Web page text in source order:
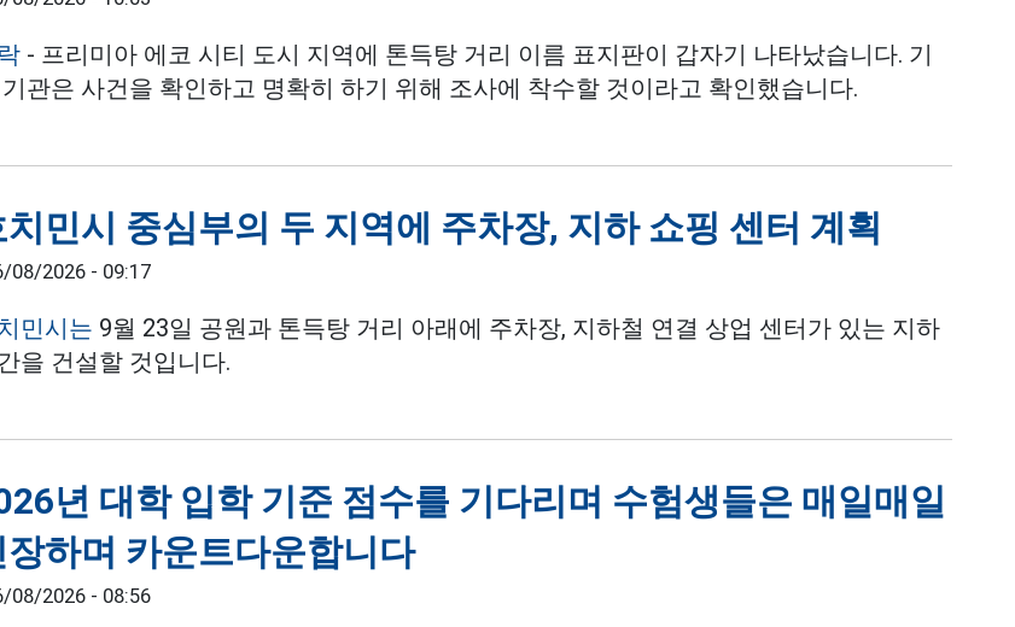
- 프리미아 에코 시티 도시 지역에 톤득탕 거리 이름 표지판이 갑자기 나타났습니다. 기
관은 사건을 확인하고 명확히 하기 위해 조사에 착수할 것이라고 확인했습니다.
치민시 중심부의 두 지역에 주차장, 지하 쇼핑 센터 계획
08/2026 - 09:17
민시는 9월 23일 공원과 톤득탕 거리 아래에 주차장, 지하철 연결 상업 센터가 있는 지하
을 건설할 것입니다.
년 대학 입학 기준 점수를 기다리며 수험생들은 매일매일
장하며 카운트다운합니다
08/2026 - 08:56